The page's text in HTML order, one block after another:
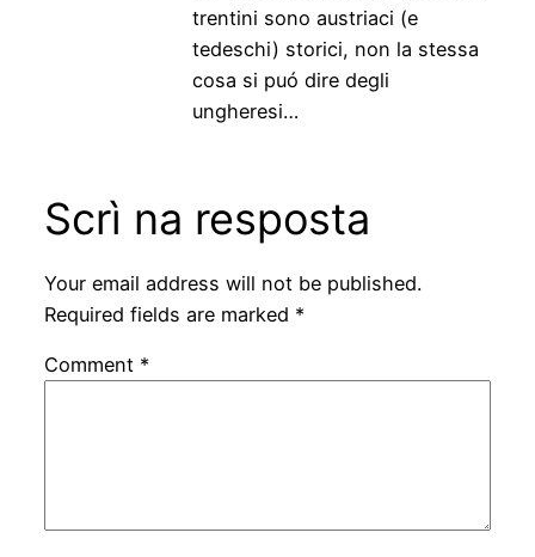
trentini sono austriaci (e
tedeschi) storici, non la stessa
cosa si puó dire degli
ungheresi…
Scrì na resposta
Your email address will not be published.
Required fields are marked *
Comment *